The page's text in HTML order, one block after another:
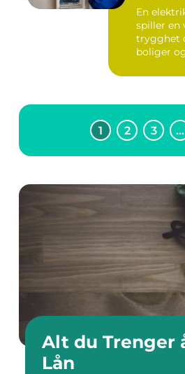
En
spiller en
trygghet
boliger
1 2 3 …
Alt du Trenger
Lån